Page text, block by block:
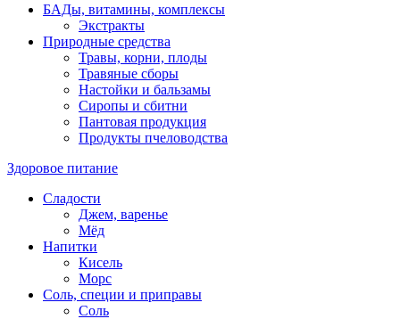
БАДы, витамины, комплексы
Экстракты
Природные средства
Травы, корни, плоды
Травяные сборы
Настойки и бальзамы
Сиропы и сбитни
Пантовая продукция
Продукты пчеловодства
Здоровое питание
Сладости
Джем, варенье
Мёд
Напитки
Кисель
Морс
Соль, специи и приправы
Соль